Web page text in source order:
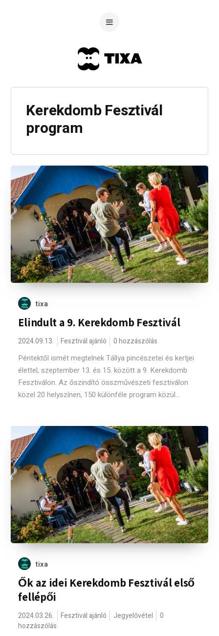
Kerekdomb Fesztivál
program
tixa
Elindult a 9. Kerekdomb Fesztivál
2024.09.13. Fesztivál ajánló 0 hozzászólás
Péntektől ismét megtelnek Tállya pincészetei és kertjei
élettel, szeptember 13. és 15. között a 9. Kerekdomb
Fesztiválon. Az őszindító összművészeti fesztiválon
közel 20 helyszínen, 150 különféle program közül...
tixa
Ők az idei Kerekdomb Fesztivál első
fellépői
2024.03.26. Fesztivál ajánló Jegyelővétel
0
hozzászólás